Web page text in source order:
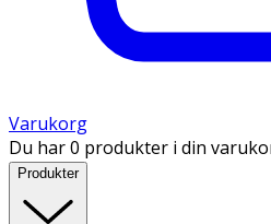
Varukorg
Du har 0 produkter i din
Produkter